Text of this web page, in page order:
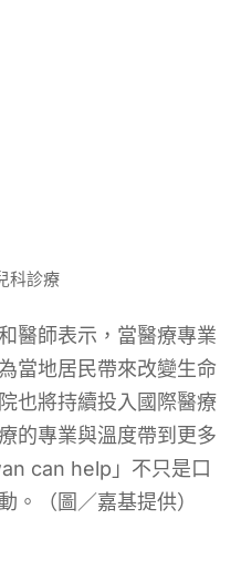
的專業與溫度帶到更多
。（圖／嘉基提供）